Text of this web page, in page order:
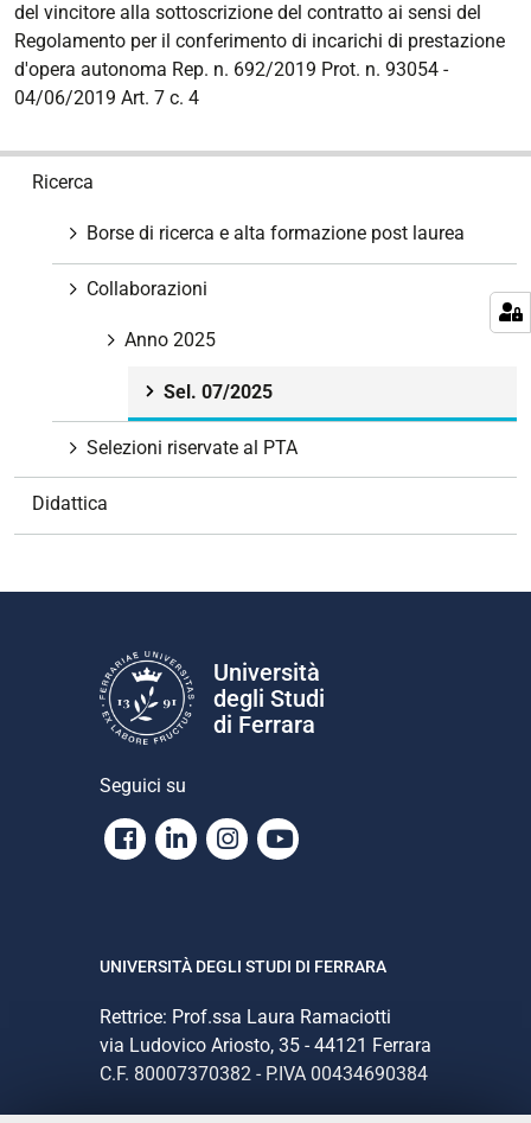
del vincitore alla sottoscrizione del contratto ai sensi del
Regolamento per il conferimento di incarichi di prestazione
d'opera autonoma Rep. n. 692/2019 Prot. n. 93054 -
04/06/2019 Art. 7 c. 4
Ricerca
Borse di ricerca e alta formazione post laurea
Collaborazioni
Anno 2025
Sel. 07/2025
Selezioni riservate al PTA
Didattica
Università
degli Studi
di Ferrara
Seguici su
Facebook
LinkedinInstagram
Youtube
UNIVERSITÀ DEGLI STUDI DI FERRARA
Rettrice: Prof.ssa Laura Ramaciotti
via Ludovico Ariosto, 35 - 44121 Ferrara
C.F. 80007370382 - P.IVA 00434690384